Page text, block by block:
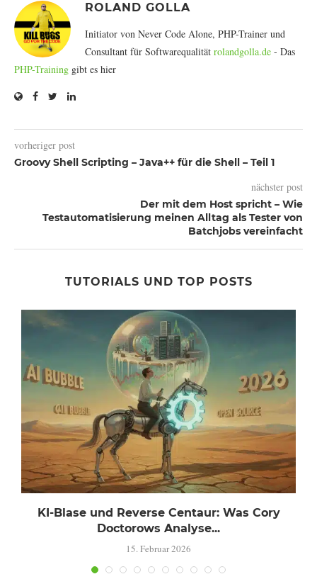
ROLAND GOLLA
Initiator von Never Code Alone, PHP-Trainer und
Consultant für Softwarequalität rolandgolla.de - Das
PHP-Training gibt es hier
vorheriger post
Groovy Shell Scripting – Java++ für die Shell – Teil 1
nächster post
Der mit dem Host spricht – Wie
Testautomatisierung meinen Alltag als Tester von
Batchjobs vereinfacht
TUTORIALS UND TOP POSTS
KI-Blase und Reverse Centaur: Was Cory
Doctorows Analyse...
15. Februar 2026